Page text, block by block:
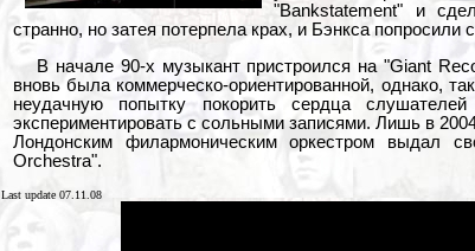
"Bankstatement" и
странно, но затея потерпела крах, и Бэнкса попросили
В начале 90-х музыкант пристроился на "Giant
вновь была коммерческо-ориентированной, однако,
неудачную попытку покорить сердца
экспериментировать с сольными записями. Лишь в
Лондонским филармоническим оркестром выдал
Orchestra".
Last update 07.11.08